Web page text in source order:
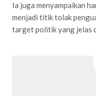
Ia juga menyampaikan
menjadi titik tolak
target politik yang jelas